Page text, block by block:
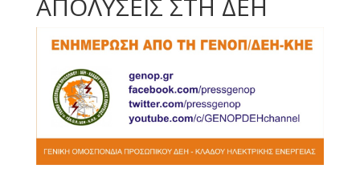
ΑΠΟΛΥΣΕΙΣ ΣΤΗ ΔΕΗ